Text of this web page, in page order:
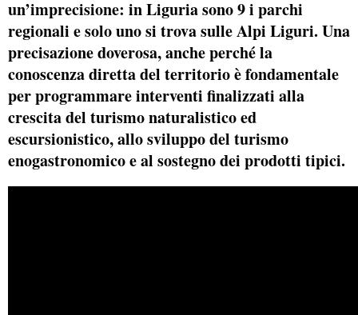
un’imprecisione: in Liguria sono 9 i parchi
regionali e solo uno si trova sulle Alpi Liguri. Una
precisazione doverosa, anche perché la
conoscenza diretta del territorio è fondamentale
per programmare interventi finalizzati alla
crescita del turismo naturalistico ed
escursionistico, allo sviluppo del turismo
enogastronomico e al sostegno dei prodotti tipici.